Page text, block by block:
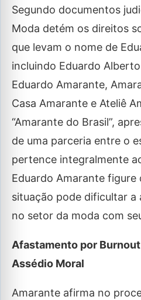
Segundo documentos
Moda detém os direitos
que levam o nome de
incluindo Eduardo
Eduardo Amarante,
Casa Amarante e Ateliê
“Amarante do Brasil”,
de uma parceria entre o
pertence integralmente
Eduardo Amarante figure
situação pode dificultar a
no setor da moda com
Afastamento por
Assédio Moral
Amarante afirma no